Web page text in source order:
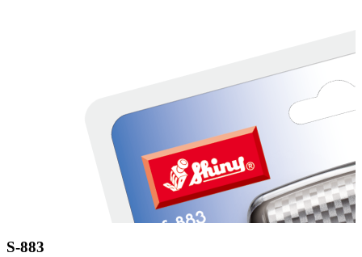
S-883